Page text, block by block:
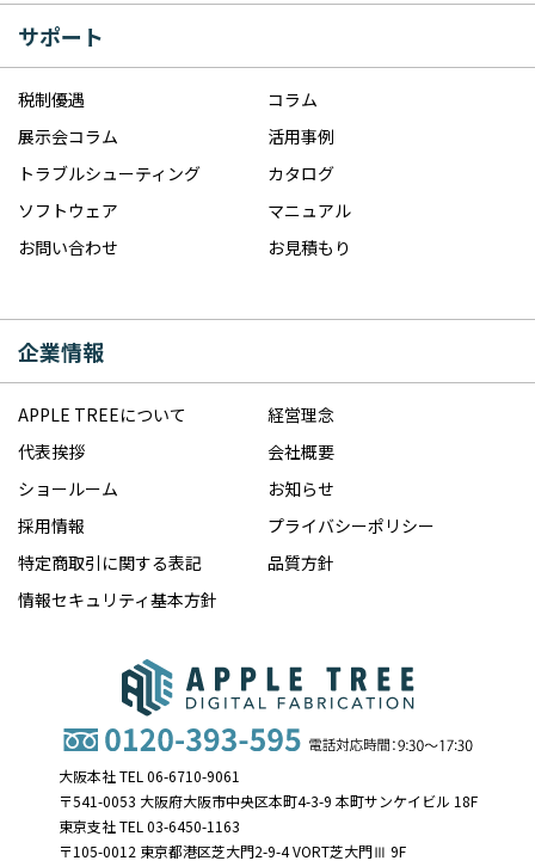
サポート
税制優遇
コラム
展示会コラム
活用事例
トラブルシューティング
カタログ
ソフトウェア
マニュアル
お問い合わせ
お見積もり
企業情報
APPLE TREEについて
経営理念
代表挨拶
会社概要
ショールーム
お知らせ
採用情報
プライバシーポリシー
特定商取引に関する表記
品質方針
情報セキュリティ基本方針
大阪本社 TEL 06-6710-9061
〒541-0053 大阪府大阪市中央区本町4-3-9 本町サンケイビル 18F
東京支社 TEL 03-6450-1163
〒105-0012 東京都港区芝大門2-9-4 VORT芝大門Ⅲ 9F